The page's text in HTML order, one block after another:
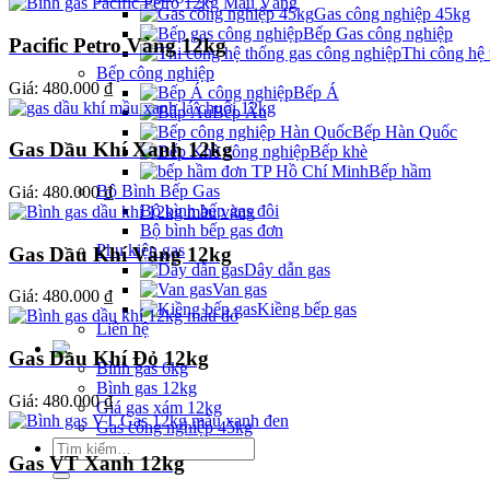
Gas công nghiệp 45kg
Bếp Gas công nghiệp
Thi công hệ
Bếp công nghiệp
Bếp Á
Bếp Âu
Bếp Hàn Quốc
Bếp khè
Bếp hầm
Bộ Bình Bếp Gas
Bộ bình bếp gas đôi
Bộ bình bếp gas đơn
Phụ kiện gas
Dây dẫn gas
Van gas
Kiềng bếp gas
Liên hệ
Giá Gas
Bình gas 6kg
Bình gas 12kg
Giá gas xám 12kg
Gas công nghiệp 45kg
Tìm
kiếm:
Pacific Petro Vàng 12kg
Giá: 480.000 ₫
Gas Dầu Khí Xanh 12kg
Giá: 480.000 ₫
Gas Dầu Khí Vàng 12kg
Giá: 480.000 ₫
Gas Dầu Khí Đỏ 12kg
Giá: 480.000 ₫
Gas VT Xanh 12kg